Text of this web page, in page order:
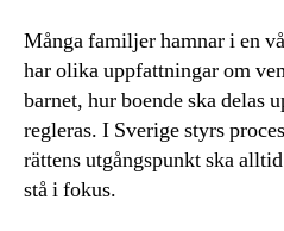
Många familjer hamnar i en
har olika uppfattningar om
barnet, hur boende ska delas
regleras. I Sverige styrs
rättens utgångspunkt ska
stå i fokus.